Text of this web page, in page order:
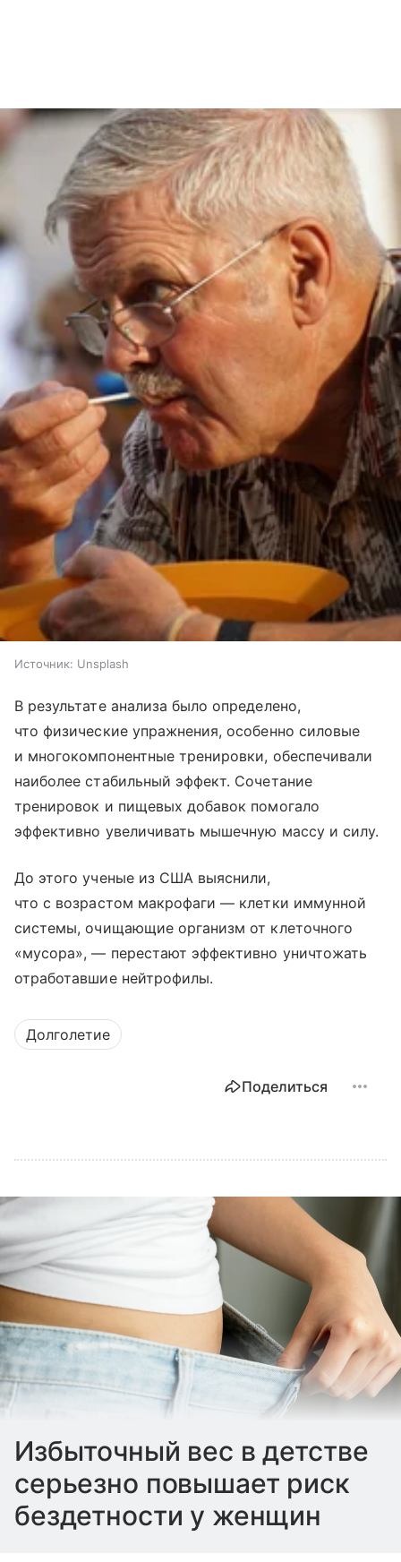
Источник: Unsplash
В результате анализа было определено,
что физические упражнения, особенно силовые
и многокомпонентные тренировки, обеспечивали
наиболее стабильный эффект. Сочетание
тренировок и пищевых добавок помогало
эффективно увеличивать мышечную массу и силу.
До этого ученые из США выяснили,
что с возрастом макрофаги — клетки иммунной
системы, очищающие организм от клеточного
«мусора», — перестают эффективно уничтожать
отработавшие нейтрофилы.
Долголетие
Поделиться
Избыточный вес в детстве
серьезно повышает риск
бездетности у женщин